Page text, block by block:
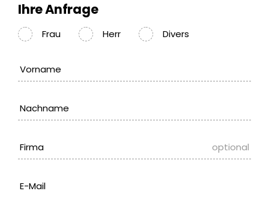
Ihre Anfrage
Frau Herr Divers
Vorname
Nachname
Firma optional
E-Mail